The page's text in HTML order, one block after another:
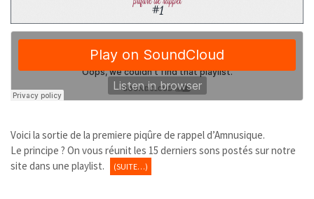
Voici la sortie de la premiere piqûre de rappel d’Amnusique.
Le principe ? On vous réunit les 15 derniers sons postés sur notre
site dans une playlist.
(SUITE…)